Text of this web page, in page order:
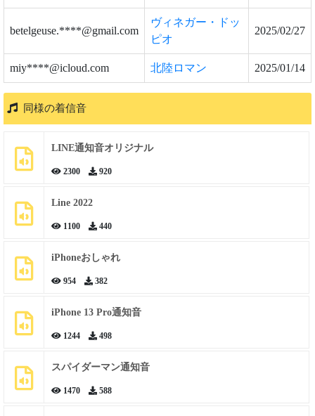
betelgeuse.****@gmail.com
ヴィネガー・ドッ
ピオ
2025/02/27
miy****@icloud.com 北陸ロマン 2025/01/14
同様の着信音
LINE通知音オリジナル
2300 920
Line 2022
1100 440
iPhoneおしゃれ
954 382
iPhone 13 Pro通知音
1244 498
スパイダーマン通知音
1470 588